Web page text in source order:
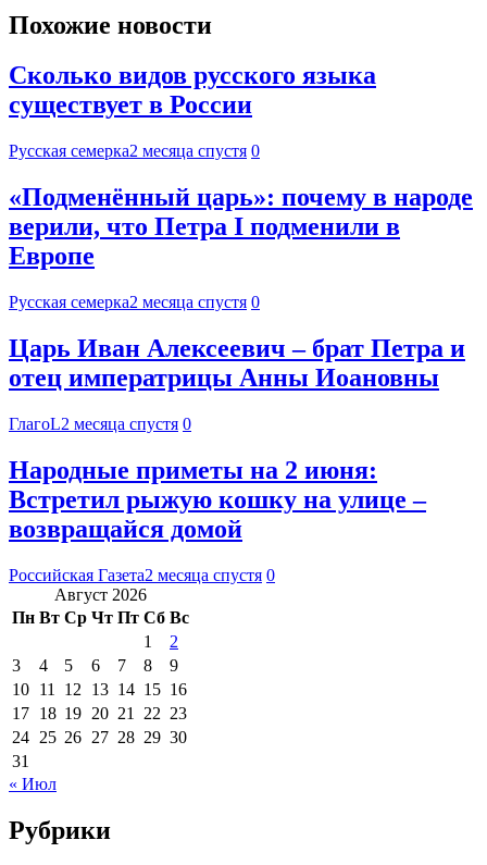
Похожие новости
Сколько видов русского языка
существует в России
Русская семерка2 месяца спустя 0
«Подменённый царь»: почему в народе
верили, что Петра I подменили в
Европе
Русская семерка2 месяца спустя 0
Царь Иван Алексеевич – брат Петра и
отец императрицы Анны Иоановны
ГлагоL2 месяца спустя 0
Народные приметы на 2 июня:
Встретил рыжую кошку на улице –
возвращайся домой
Российская Газета2 месяца спустя 0
Август 2026
Пн Вт Ср Чт Пт Сб Вс
1
2
3
4 5 6 7 8
9
10 11 12 13 14 15 16
17 18 19 20 21 22 23
24 25 26 27 28 29 30
31
« Июл
Рубрики